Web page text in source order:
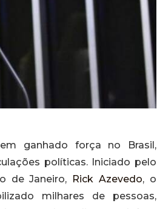
ganhado força no Brasil,
políticas. Iniciado pelo
de Janeiro, Rick Azevedo, o
milhares de pessoas,